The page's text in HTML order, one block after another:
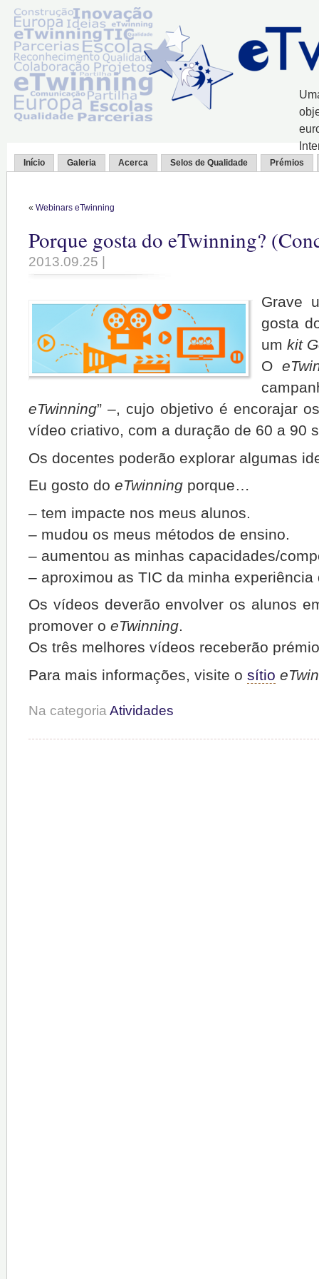
Início Galeria Acerca Selos de Qualidade Prémios
« Webinars eTwinning
Porque gosta do eTwinning?
2013.09.25 |
Grave
gosta
umkit
O
eTwinning” –, cujo objetivo é encorajar
vídeo criativo, com a duração de 60 a 90
Os docentes poderão explorar algumas
Eu gosto do eTwinning porque…
– tem impacte nos meus alunos.
– mudou os meus métodos de ensino.
– aumentou as minhas capacidades/
– aproximou as TIC da minha experiência
Os vídeos deverão envolver os alunos
promover o eTwinning.
Os três melhores vídeos receberão
Para mais informações, visite o sítio
Na categoriaAtividades